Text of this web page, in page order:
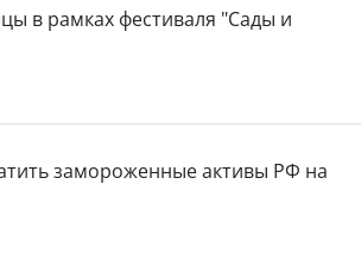
в рамках фестиваля "Сады и
замороженные активы РФ на